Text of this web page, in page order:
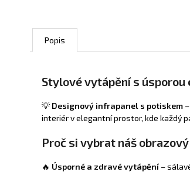
Popis
Stylové vytápění s úsporou
💡 Designový infrapanel s potiskem
interiér v elegantní prostor, kde každý
Proč si vybrat náš
🔥 Úsporné a zdravé vytápění –